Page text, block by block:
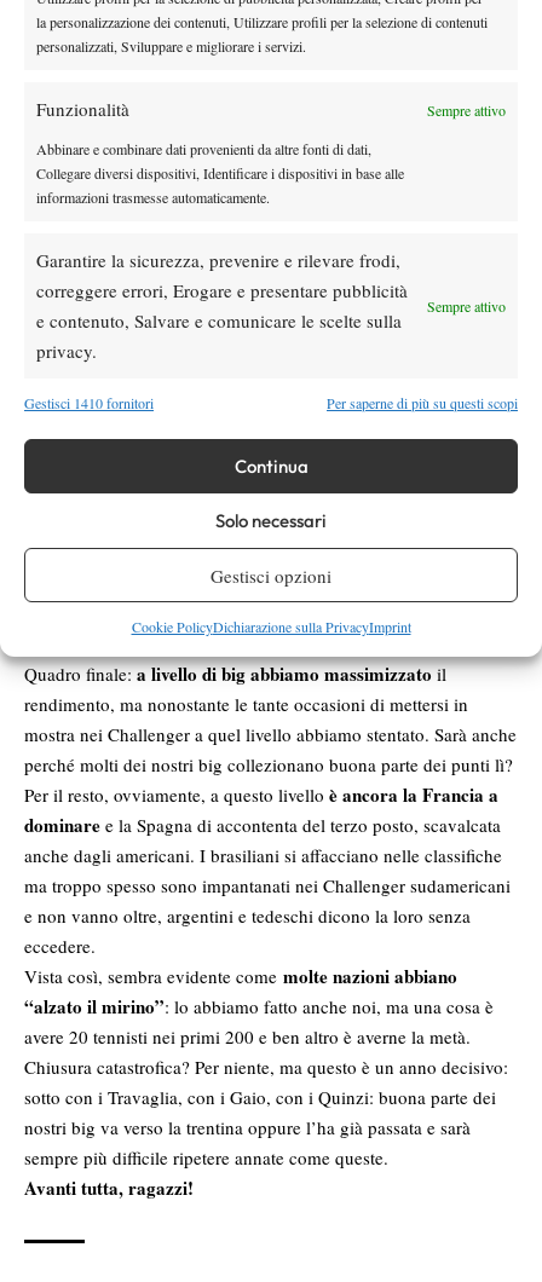
la personalizzazione dei contenuti, Utilizzare profili per la selezione di contenuti
personalizzati, Sviluppare e migliorare i servizi.
Funzionalità Sempre attivo
Abbinare e combinare dati provenienti da altre fonti di dati,
Collegare diversi dispositivi, Identificare i dispositivi in base alle
informazioni trasmesse automaticamente.
Garantire la sicurezza, prevenire e rilevare frodi,
correggere errori, Erogare e presentare pubblicità
e contenuto, Salvare e comunicare le scelte sulla
privacy.
Sempre attivo
Gestisci 1410 fornitori Per saperne di più su questi scopi
Continua
Solo necessari
Gestisci opzioni
Cookie PolicyDichiarazione sulla PrivacyImprint
proposito,anche gli Usa sembrano adagiarsi lentamente sulla
strada della quantità: ora che hanno serie difficoltà a tirare fuori
Tra le nazioni che confermano
uno stato di salute non eccelso
c’è la Russia
: son passati i tempi dei Kafelnikov e dei Safin e
sembrano tornati quelli di inizio anni ’90, quando dietro
Cherkasov, Chesnokov e Volkov c’era praticamente il vuoto.
Anche qui, e questa è una sorpresa, soffriamo un po’, anche se
meno della fascia precedente: rispetto all’anno scorso abbiamo
perso Di Mauro, Crugnola, Marrai e Arnaboldie se teniamo
botta è solo per le “retrocessioni” di Giannessi e Vagnozzi e per
però, ora sono distanti mentre nel 2011 erano ad un passo.
Quadro finale:a livello di big abbiamo massimizzatoil
rendimento, ma nonostante le tante occasioni di mettersi in
mostra nei Challenger a quel livello abbiamo stentato. Sarà anche
perché molti dei nostri big collezionano buona parte dei punti lì?
Per il resto, ovviamente, a questo livello è ancora la Francia a
dominare e la Spagna di accontenta del terzo posto, scavalcata
anche dagli americani. I brasiliani si affacciano nelle classifiche
ma troppo spesso sono impantanati nei Challenger sudamericani
e non vanno oltre, argentini e tedeschi dicono la loro senza
eccedere.
Vista così, sembra evidente come molte nazioni abbiano
“alzato il mirino”: lo abbiamo fatto anche noi, ma una cosa è
avere 20 tennisti nei primi 200 e ben altro è averne la metà.
Chiusura catastrofica? Per niente, ma questo è un anno decisivo:
sotto con i Travaglia, con i Gaio, con i Quinzi: buona parte dei
nostri big va verso la trentina oppure l’ha già passata e sarà
sempre più difficile ripetere annate come queste.
Avanti tutta, ragazzi!